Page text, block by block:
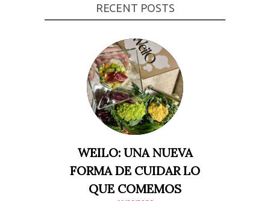
RECENT POSTS
WEILO: UNA NUEVA
FORMA DE CUIDAR LO
QUE COMEMOS
durante tu